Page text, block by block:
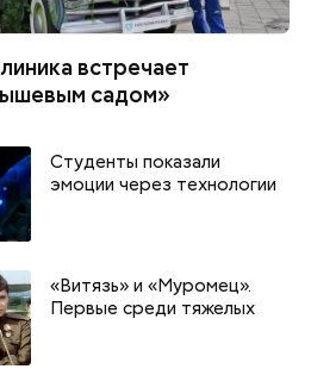
и
в России
встречает
садом»
Студенты показали
эмоции через технологии
«Витязь» и «Муромец».
Первые среди тяжелых